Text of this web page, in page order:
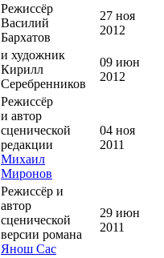
Режиссёр
Василий
Бархатов
27 ноя
2012
и художник
Кирилл
Серебренников
09 июн
2012
Режиссёр
и автор
сценической
редакции
Михаил
Миронов
04 ноя
2011
Режиссёр и
автор
сценической
версии романа
Янош Сас
29 июн
2011